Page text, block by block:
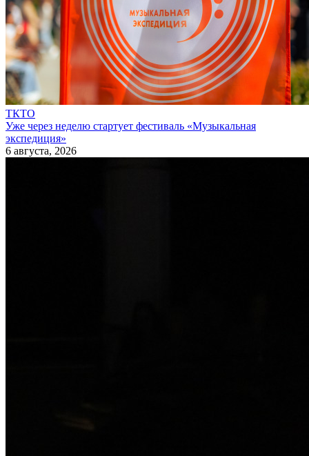
ТКТО
Уже через неделю стартует фестиваль «Музыкальная
экспедиция»
6 августа, 2026